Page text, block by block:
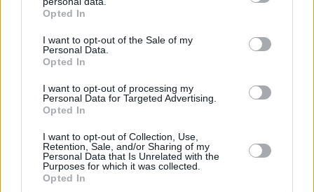
grant or deny consent to Google and its third-party tags to
use your data for below specified purposes in below Google
consent section.
Opted In
I want to opt-out of the Sale of my
Personal Data.
Opted In
I want to opt-out of processing my
Personal Data for Targeted Advertising.
Opted In
I want to opt-out of Collection, Use,
Retention, Sale, and/or Sharing of my
Personal Data that Is Unrelated with the
Purposes for which it was collected.
Opted In